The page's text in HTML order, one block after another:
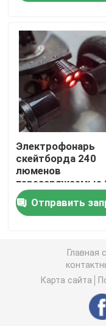
Shop
Электрофонарь
Белый
Электрический
Света
батареи иона li
Электрофонарь
скейтборда 240
люменов
перезаряжаемые
часов
времени
Отправить
Главная
Карта сайта